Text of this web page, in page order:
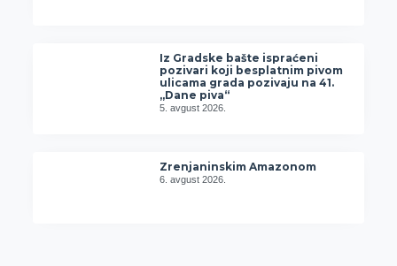
Iz Gradske bašte ispraćeni
pozivari koji besplatnim pivom
ulicama grada pozivaju na 41.
„Dane piva“
5. avgust 2026.
Zrenjaninskim Amazonom
6. avgust 2026.